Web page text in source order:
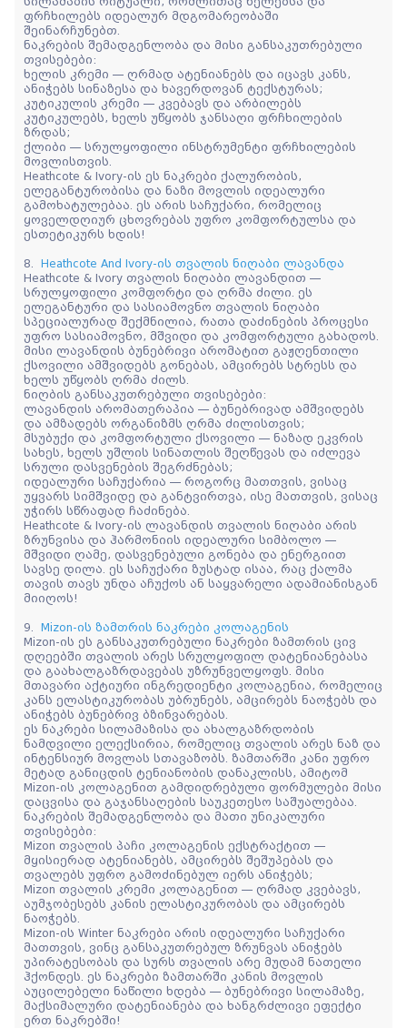
ფრჩხილებს იდეალურ მდგომარეობაში
შეინარჩუნებთ.
ნაკრების შემადგენლობა და მისი განსაკუთრებული
თვისებები:
ხელის კრემი — ღრმად ატენიანებს და იცავს კანს,
ანიჭებს სინაზესა და ხავერდოვან ტექსტურას;
კუტიკულის კრემი — კვებავს და არბილებს
კუტიკულებს, ხელს უწყობს ჯანსაღი ფრჩხილების
ზრდას;
ქლიბი — სრულყოფილი ინსტრუმენტი ფრჩხილების
მოვლისთვის.
Heathcote & Ivory-ის ეს ნაკრები ქალურობის,
ელეგანტურობისა და ნაზი მოვლის იდეალური
გამოხატულებაა. ეს არის საჩუქარი, რომელიც
ყოველდღიურ ცხოვრებას უფრო კომფორტულსა და
ესთეტიკურს ხდის!
8.
Heathcote And Ivory-ის თვალის ნიღაბი ლავანდა
Heathcote & Ivory თვალის ნიღაბი ლავანდით —
სრულყოფილი კომფორტი და ღრმა ძილი. ეს
ელეგანტური და სასიამოვნო თვალის ნიღაბი
სპეციალურად შექმნილია, რათა დაძინების პროცესი
უფრო სასიამოვნო, მშვიდი და კომფორტული გახადოს.
მისი ლავანდის ბუნებრივი არომატით გაჟღენთილი
ქსოვილი ამშვიდებს გონებას, ამცირებს სტრესს და
ხელს უწყობს ღრმა ძილს.
ნიღბის განსაკუთრებული თვისებები:
ლავანდის არომათერაპია — ბუნებრივად ამშვიდებს
და ამზადებს ორგანიზმს ღრმა ძილისთვის;
მსუბუქი და კომფორტული ქსოვილი — ნაზად ეკვრის
სახეს, ხელს უშლის სინათლის შეღწევას და იძლევა
სრული დასვენების შეგრძნებას;
იდეალური საჩუქარია — როგორც მათთვის, ვისაც
უყვარს სიმშვიდე და განტვირთვა, ისე მათთვის, ვისაც
უჭირს სწრაფად ჩაძინება.
Heathcote & Ivory-ის ლავანდის თვალის ნიღაბი არის
ზრუნვისა და ჰარმონიის იდეალური სიმბოლო —
მშვიდი ღამე, დასვენებული გონება და ენერგიით
სავსე დილა. ეს საჩუქარი ზუსტად ისაა, რაც ქალმა
თავის თავს უნდა აჩუქოს ან საყვარელი ადამიანისგან
მიიღოს!
9.
Mizon-ის ზამთრის ნაკრები კოლაგენის
Mizon-ის ეს განსაკუთრებული ნაკრები ზამთრის ცივ
დღეებში თვალის არეს სრულყოფილ დატენიანებასა
და გაახალგაზრდავებას უზრუნველყოფს. მისი
მთავარი აქტიური ინგრედიენტი კოლაგენია, რომელიც
კანს ელასტიკურობას უბრუნებს, ამცირებს ნაოჭებს და
ანიჭებს ბუნებრივ ბზინვარებას.
ეს ნაკრები სილამაზისა და ახალგაზრდობის
ნამდვილი ელექსირია, რომელიც თვალის არეს ნაზ და
ინტენსიურ მოვლას სთავაზობს. ზამთარში კანი უფრო
მეტად განიცდის ტენიანობის დანაკლისს, ამიტომ
Mizon-ის კოლაგენით გამდიდრებული ფორმულები მისი
დაცვისა და გაჯანსაღების საუკეთესო საშუალებაა.
ნაკრების შემადგენლობა და მათი უნიკალური
თვისებები:
Mizon თვალის პაჩი კოლაგენის ექსტრაქტით —
მყისიერად ატენიანებს, ამცირებს შეშუპებას და
თვალებს უფრო გამოძინებულ იერს ანიჭებს;
Mizon თვალის კრემი კოლაგენით — ღრმად კვებავს,
აუმჯობესებს კანის ელასტიკურობას და ამცირებს
ნაოჭებს.
Mizon-ის Winter ნაკრები არის იდეალური საჩუქარი
მათთვის, ვინც განსაკუთრებულ ზრუნვას ანიჭებს
უპირატესობას და სურს თვალის არე მუდამ ნათელი
ჰქონდეს. ეს ნაკრები ზამთარში კანის მოვლის
აუცილებელი ნაწილი ხდება — ბუნებრივი სილამაზე,
მაქსიმალური დატენიანება და ხანგრძლივი ეფექტი
ერთ ნაკრებში!